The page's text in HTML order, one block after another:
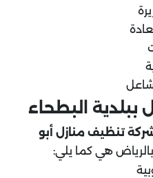
البطحاء
تنظيف منازل أبو
بالرياض هي كما يلي: